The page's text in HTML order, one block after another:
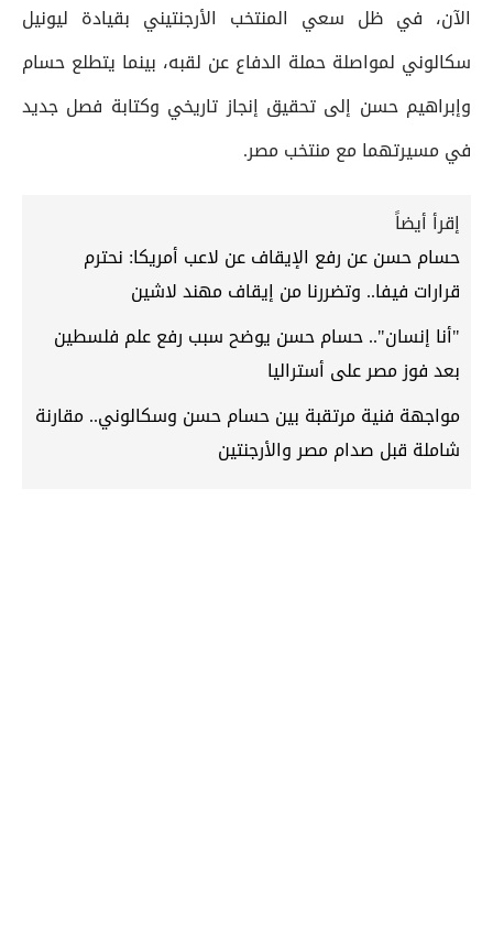
الآن، في ظل سعي المنتخب الأرجنتيني بقيادة ليونيل
سكالوني لمواصلة حملة الدفاع عن لقبه، بينما يتطلع حسام
وإبراهيم حسن إلى تحقيق إنجاز تاريخي وكتابة فصل جديد
في مسيرتهما مع منتخب مصر.
إقرأ أيضاً
حسام حسن عن رفع الإيقاف عن لاعب أمريكا: نحترم
قرارات فيفا.. وتضررنا من إيقاف مهند لاشين
"أنا إنسان".. حسام حسن يوضح سبب رفع علم فلسطين
بعد فوز مصر على أستراليا
مواجهة فنية مرتقبة بين حسام حسن وسكالوني.. مقارنة
شاملة قبل صدام مصر والأرجنتين